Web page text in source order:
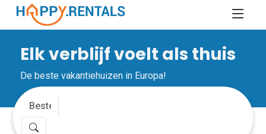
Elk verblijf voelt als thuis
De beste vakantiehuizen in Europa!